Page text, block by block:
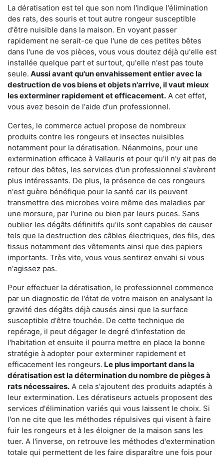
La dératisation est tel que son nom l'indique l'élimination
des rats, des souris et tout autre rongeur susceptible
d'être nuisible dans la maison. En voyant passer
rapidement ne serait-ce que l'une de ces petites bêtes
dans l'une de vos pièces, vous vous doutez déjà qu'elle est
installée quelque part et surtout, qu'elle n'est pas toute
seule. Aussi avant qu'un envahissement entier avec la
destruction de vos biens et objets n'arrive, il vaut mieux
les exterminer rapidement et efficacement. A cet effet,
vous avez besoin de l'aide d'un professionnel.
Certes, le commerce actuel propose de nombreux
produits contre les rongeurs et insectes nuisibles
notamment pour la dératisation. Néanmoins, pour une
extermination efficace à Vallauris et pour qu'il n'y ait pas de
retour des bêtes, les services d'un professionnel s'avèrent
plus intéressants. De plus, la présence de ces rongeurs
n'est guère bénéfique pour la santé car ils peuvent
transmettre des microbes voire même des maladies par
une morsure, par l'urine ou bien par leurs puces. Sans
oublier les dégâts définitifs qu'ils sont capables de causer
tels que la destruction des câbles électriques, des fils, des
tissus notamment des vêtements ainsi que des papiers
importants. Très vite, vous vous sentirez envahi si vous
n'agissez pas.
Pour effectuer la dératisation, le professionnel commence
par un diagnostic de l'état de votre maison en analysant la
gravité des dégâts déjà causés ainsi que la surface
susceptible d'être touchée. De cette technique de
repérage, il peut dégager le degré d'infestation de
l'habitation et ensuite il pourra mettre en place la bonne
stratégie à adopter pour exterminer rapidement et
efficacement les rongeurs. Le plus important dans la
dératisation est la détermination du nombre de pièges à
rats nécessaires. A cela s'ajoutent des produits adaptés à
leur extermination. Les dératiseurs actuels proposent des
services d'élimination variés qui vous laissent le choix. Si
l'on ne cite que les méthodes répulsives qui visent à faire
fuir les rongeurs et à les éloigner de la maison sans les
tuer. A l'inverse, on retrouve les méthodes d'extermination
totale qui permettent de les faire disparaître une fois pour